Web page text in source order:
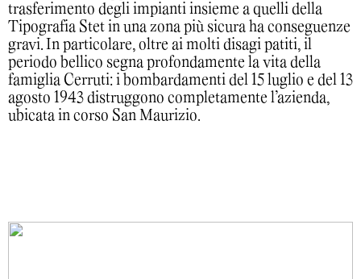
trasferimento degli impianti insieme a quelli della
Tipografia Stet in una zona più sicura ha conseguenze
gravi. In particolare, oltre ai molti disagi patiti, il
periodo bellico segna profondamente la vita della
famiglia Cerruti: i bombardamenti del 15 luglio e del 13
agosto 1943 distruggono completamente l’azienda,
ubicata in corso San Maurizio.